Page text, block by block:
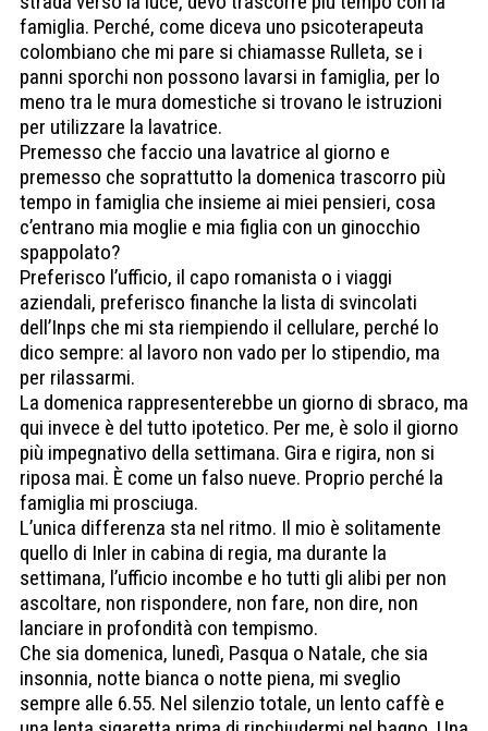
famiglia. Perché, come diceva uno psicoterapeuta
colombiano che mi pare si chiamasse Rulleta, se i
panni sporchi non possono lavarsi in famiglia, per lo
meno tra le mura domestiche si trovano le istruzioni
per utilizzare la lavatrice.
Premesso che faccio una lavatrice al giorno e
premesso che soprattutto la domenica trascorro più
tempo in famiglia che insieme ai miei pensieri, cosa
c’entrano mia moglie e mia figlia con un ginocchio
spappolato?
Preferisco l’ufficio, il capo romanista o i viaggi
aziendali, preferisco finanche la lista di svincolati
dell’Inps che mi sta riempiendo il cellulare, perché lo
dico sempre: al lavoro non vado per lo stipendio, ma
per rilassarmi.
La domenica rappresenterebbe un giorno di sbraco, ma
qui invece è del tutto ipotetico. Per me, è solo il giorno
più impegnativo della settimana. Gira e rigira, non si
riposa mai. È come un falso nueve. Proprio perché la
famiglia mi prosciuga.
L’unica differenza sta nel ritmo. Il mio è solitamente
quello di Inler in cabina di regia, ma durante la
settimana, l’ufficio incombe e ho tutti gli alibi per non
ascoltare, non rispondere, non fare, non dire, non
lanciare in profondità con tempismo.
Che sia domenica, lunedì, Pasqua o Natale, che sia
insonnia, notte bianca o notte piena, mi sveglio
sempre alle 6.55. Nel silenzio totale, un lento caffè e